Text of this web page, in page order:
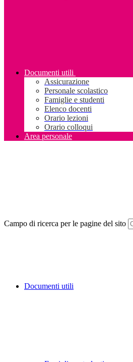
Documenti utili
Assicurazione
Personale scolastico
Famiglie e studenti
Elenco docenti
Orario lezioni
Orario colloqui
Area personale
Campo di ricerca per le pagine del sito
Documenti utili